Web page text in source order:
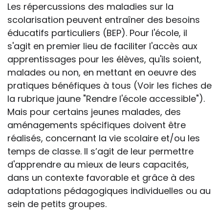
Les répercussions des maladies sur la
scolarisation peuvent entraîner des besoins
éducatifs particuliers (BEP). Pour l'école, il
s'agit en premier lieu de faciliter l'accès aux
apprentissages pour les élèves, qu'ils soient,
malades ou non, en mettant en oeuvre des
pratiques bénéfiques à tous (Voir les fiches de
la rubrique jaune "Rendre l'école accessible").
Mais pour certains jeunes malades, des
aménagements spécifiques doivent être
réalisés, concernant la vie scolaire et/ou les
temps de classe. Il s’agit de leur permettre
d'apprendre au mieux de leurs capacités,
dans un contexte favorable et grâce à des
adaptations pédagogiques individuelles ou au
sein de petits groupes.